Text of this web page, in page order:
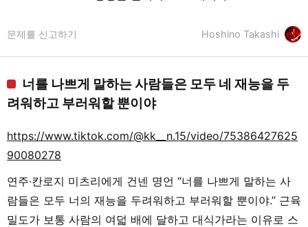
Hoshino Takashi
문제를 신고하기
너를 나쁘게 말하는 사람들은 모두 네 재능을 두
려워하고 부러워할 뿐이야
https://www.tiktok.com/@kk__n.15/video/75386427625
90080278
연주·칸로지 미츠리에게 건넨 명언 “너를 나쁘게 말하는 사
람들은 모두 너의 재능을 두려워하고 부러워할 뿐이야.” 근육
밀도가 보통 사람의 여덟 배에 달하고 대식가라는 이유로 스